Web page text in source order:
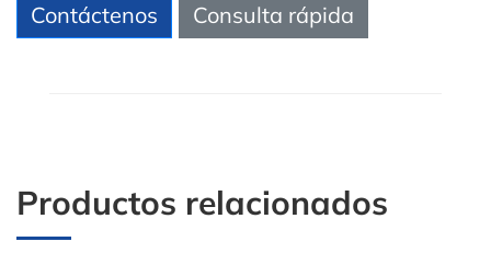
Contáctenos Consulta rápida
Productos relacionados